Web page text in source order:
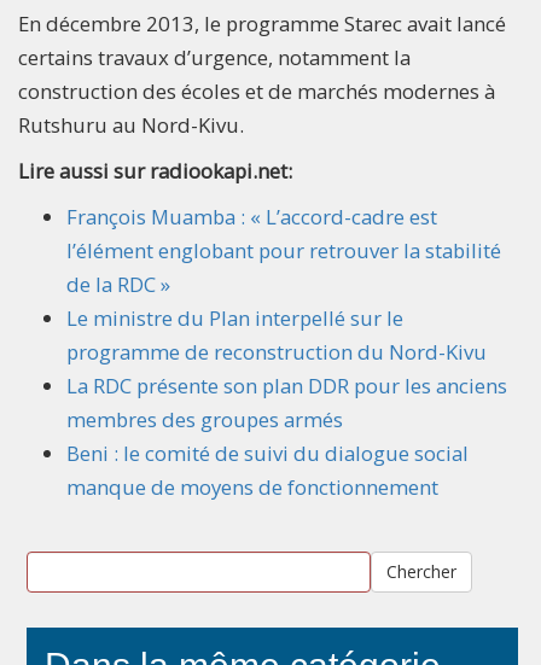
En décembre 2013, le programme Starec avait lancé
certains travaux d’urgence, notamment la
construction des écoles et de marchés modernes à
Rutshuru au Nord-Kivu.
Lire aussi sur radiookapi.net:
François Muamba : « L’accord-cadre est
l’élément englobant pour retrouver la stabilité
de la RDC »
Le ministre du Plan interpellé sur le
programme de reconstruction du Nord-Kivu
La RDC présente son plan DDR pour les anciens
membres des groupes armés
Beni : le comité de suivi du dialogue social
manque de moyens de fonctionnement
Chercher